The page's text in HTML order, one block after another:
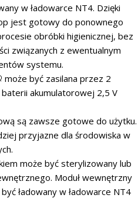
w ładowarce NT4. Dzięki
jest gotowy do ponownego
obróbki higienicznej, bez
związanych z ewentualnym
systemu.
może być zasilana przez 2
akumulatorowej 2,5 V
są zawsze gotowe do użytku.
przyjazne dla środowiska w
może być sterylizowany lub
Moduł wewnętrzny
ładowany w ładowarce NT4